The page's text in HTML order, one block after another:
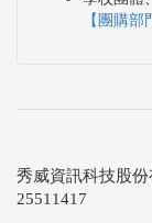
【團購部
秀威資訊科技股
25511417